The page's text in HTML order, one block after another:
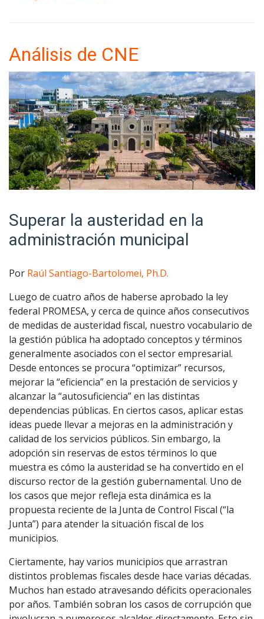
Análisis de CNE
Superar la austeridad en la
administración municipal
Por Raúl Santiago-Bartolomei, Ph.D.
Luego de cuatro años de haberse aprobado la ley
federal PROMESA, y cerca de quince años consecutivos
de medidas de austeridad fiscal, nuestro vocabulario de
la gestión pública ha adoptado conceptos y términos
generalmente asociados con el sector empresarial.
Desde entonces se procura “optimizar” recursos,
mejorar la “eficiencia” en la prestación de servicios y
alcanzar la “autosuficiencia” en las distintas
dependencias públicas. En ciertos casos, aplicar estas
ideas puede llevar a mejoras en la administración y
calidad de los servicios públicos. Sin embargo, la
adopción sin reservas de estos términos lo que
muestra es cómo la austeridad se ha convertido en el
discurso rector de la gestión gubernamental. Uno de
los casos que mejor refleja esta dinámica es la
propuesta reciente de la Junta de Control Fiscal (“la
Junta”) para atender la situación fiscal de los
municipios.
Ciertamente, hay varios municipios que arrastran
distintos problemas fiscales desde hace varias décadas.
Muchos han estado atravesando déficits operacionales
por años. También sobran los casos de corrupción que